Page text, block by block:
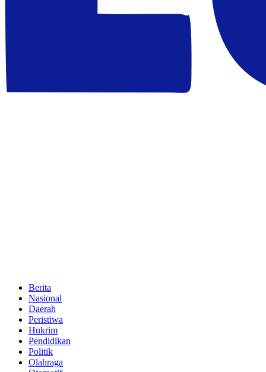
Berita
Nasional
Daerah
Peristiwa
Hukrim
Pendidikan
Politik
Olahraga